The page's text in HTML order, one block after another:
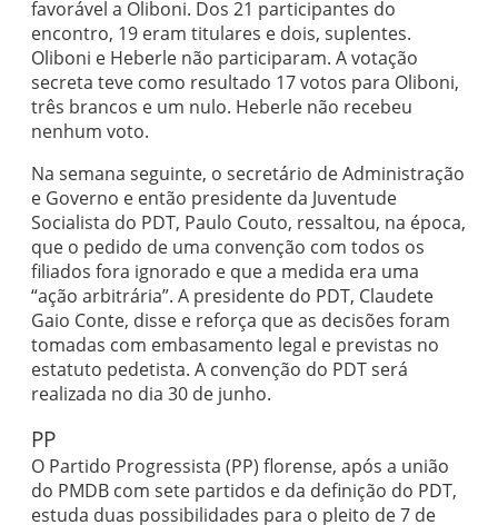
favorável a Oliboni. Dos 21 participantes do
encontro, 19 eram titulares e dois, suplentes.
Oliboni e Heberle não participaram. A votação
secreta teve como resultado 17 votos para Oliboni,
três brancos e um nulo. Heberle não recebeu
nenhum voto.
Na semana seguinte, o secretário de Administração
e Governo e então presidente da Juventude
Socialista do PDT, Paulo Couto, ressaltou, na época,
que o pedido de uma convenção com todos os
filiados fora ignorado e que a medida era uma
“ação arbitrária”. A presidente do PDT, Claudete
Gaio Conte, disse e reforça que as decisões foram
tomadas com embasamento legal e previstas no
estatuto pedetista. A convenção do PDT será
realizada no dia 30 de junho.
PP
O Partido Progressista (PP) florense, após a união
do PMDB com sete partidos e da definição do PDT,
estuda duas possibilidades para o pleito de 7 de